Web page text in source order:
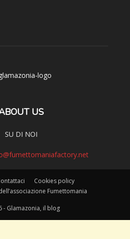
US
SU DI NOI
Cookies policy
Fumettomania
- Glamazonia, il blog